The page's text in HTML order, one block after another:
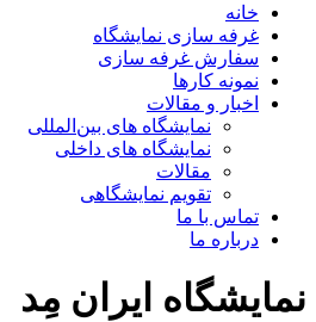
خانه
غرفه سازی نمایشگاه
سفارش غرفه سازی
نمونه کارها
اخبار و مقالات
نمایشگاه های بین‌المللی
نمایشگاه های داخلی
مقالات
تقویم نمایشگاهی
تماس با ما
درباره ما
نمایشگاه ایران مِد